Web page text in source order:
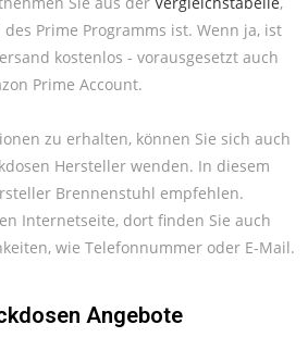
Prime Programms ist. Wenn ja, ist
kostenlos - vorausgesetzt auch
Prime Account.
zu erhalten, können Sie sich auch
Hersteller wenden. In diesem
Brennenstuhl empfehlen.
Internetseite, dort finden Sie auch
wie Telefonnummer oder E-Mail.
Angebote